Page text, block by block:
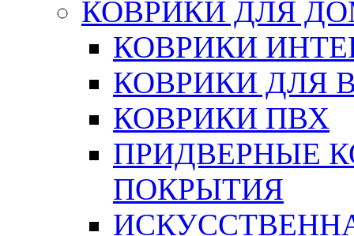
КОВРИКИ ДЛЯ
КОВРИКИ
КОВРИКИ ДЛЯ
КОВРИКИ ПВХ
ПРИДВЕРНЫЕ
ПОКРЫТИЯ